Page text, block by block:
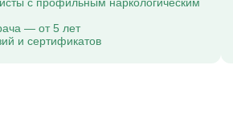
— от 5 лет
и сертификатов